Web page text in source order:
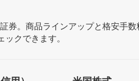
。商品ラインアップと格安手
クできます。